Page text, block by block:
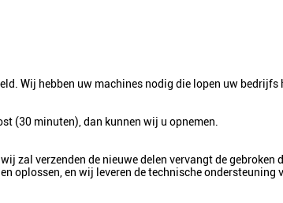
Wij hebben uw machines nodig die lopen uw bedrijfs
(30 minuten), dan kunnen wij u opnemen.
zal verzenden de nieuwe delen vervangt de gebroken
en wij leveren de technische ondersteuning